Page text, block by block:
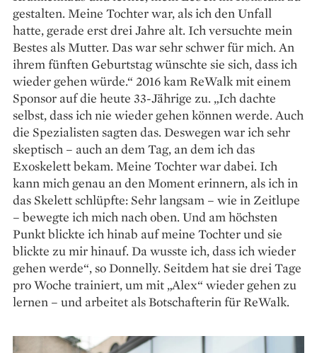
gestalten. Meine Tochter war, als ich den Unfall
hatte, gerade erst drei Jahre alt. Ich versuchte mein
Bestes als Mutter. Das war sehr schwer für mich. An
ihrem fünften Geburtstag wünschte sie sich, dass ich
wieder gehen würde.“ 2016 kam ReWalk mit einem
Sponsor auf die heute 33-Jährige zu. „Ich dachte
selbst, dass ich nie wieder gehen können werde. Auch
die Spezialisten sagten das. Deswegen war ich sehr
skeptisch – auch an dem Tag, an dem ich das
Exoskelett bekam. Meine Tochter war dabei. Ich
kann mich genau an den Moment erinnern, als ich in
das Skelett schlüpfte: Sehr langsam – wie in Zeitlupe
– bewegte ich mich nach oben. Und am höchsten
Punkt blickte ich hi­nab auf meine Tochter und sie
blickte zu mir hinauf. Da wusste ich, dass ich wieder
gehen werde“, so Donnelly. Seitdem hat sie drei Tage
pro Woche trainiert, um mit „Alex“ wieder gehen zu
lernen – und arbeitet als Botschafterin für ReWalk.